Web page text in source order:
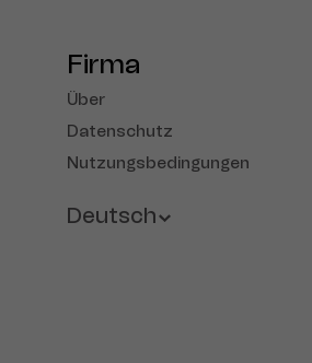
Firma
Über
Datenschutz
Nutzungsbedingungen
Deutsch